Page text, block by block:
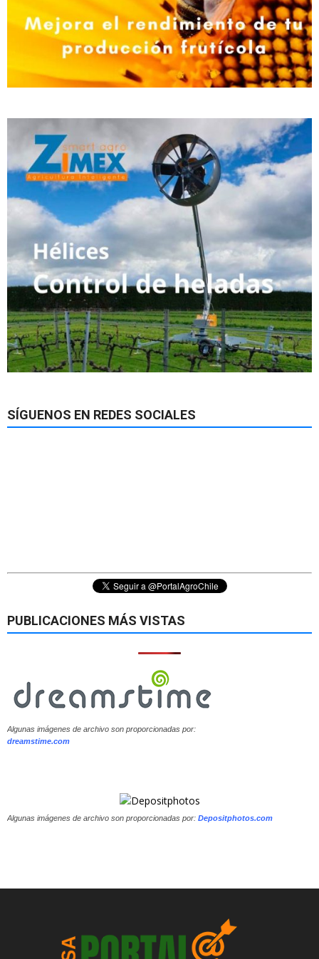
SÍGUENOS EN REDES SOCIALES
PUBLICACIONES MÁS VISTAS
Algunas imágenes de archivo son proporcionadas por:
dreamstime.com
Algunas imágenes de archivo son proporcionadas por: Depositphotos.com